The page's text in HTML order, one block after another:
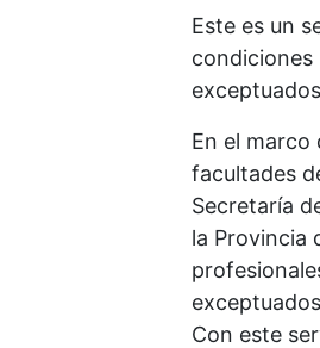
Este es un
condiciones
En el marco
facultades
Secretaría
la Provincia
Con este